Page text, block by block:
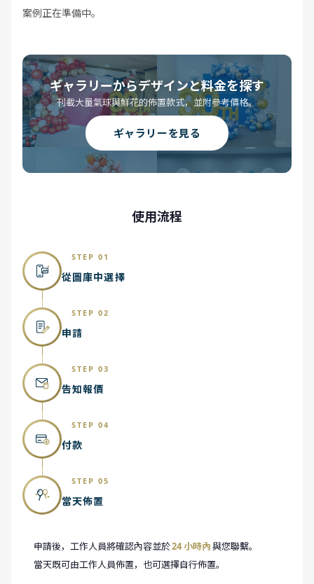
案例正在準備中。
ギャラリーからデザインと料金を探す
刊載大量氣球與鮮花的佈置款式，並附參考價格。
ギャラリーを見る
使用流程
STEP 01
從圖庫中選擇
STEP 02
申請
STEP 03
告知報價
STEP 04
付款
STEP 05
當天佈置
申請後，工作人員將確認內容並於24 小時內與您聯繫。
當天既可由工作人員佈置，也可選擇自行佈置。